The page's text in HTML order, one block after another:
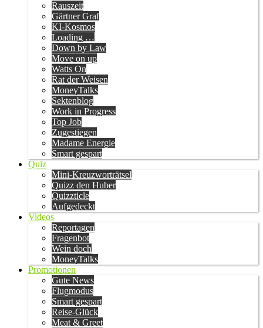
Rauszeit
Gärtner Graf
KI-Kosmos
Loading …
Down by Law
Move on up
Watts On
Rat der Weisen
MoneyTalks
Sektenblog
Work in Progress
Top Job
Zugestiegen
Madame Energie
Smart gespart
Quiz
Mini-Kreuzworträtsel
Quizz den Huber
Quizzticle
Aufgedeckt
Videos
Reportagen
Fragenbot
Wein doch
MoneyTalks
Promotionen
Gute News
Flugmodus
Smart gespart
Reise-Glück
Meat & Greet